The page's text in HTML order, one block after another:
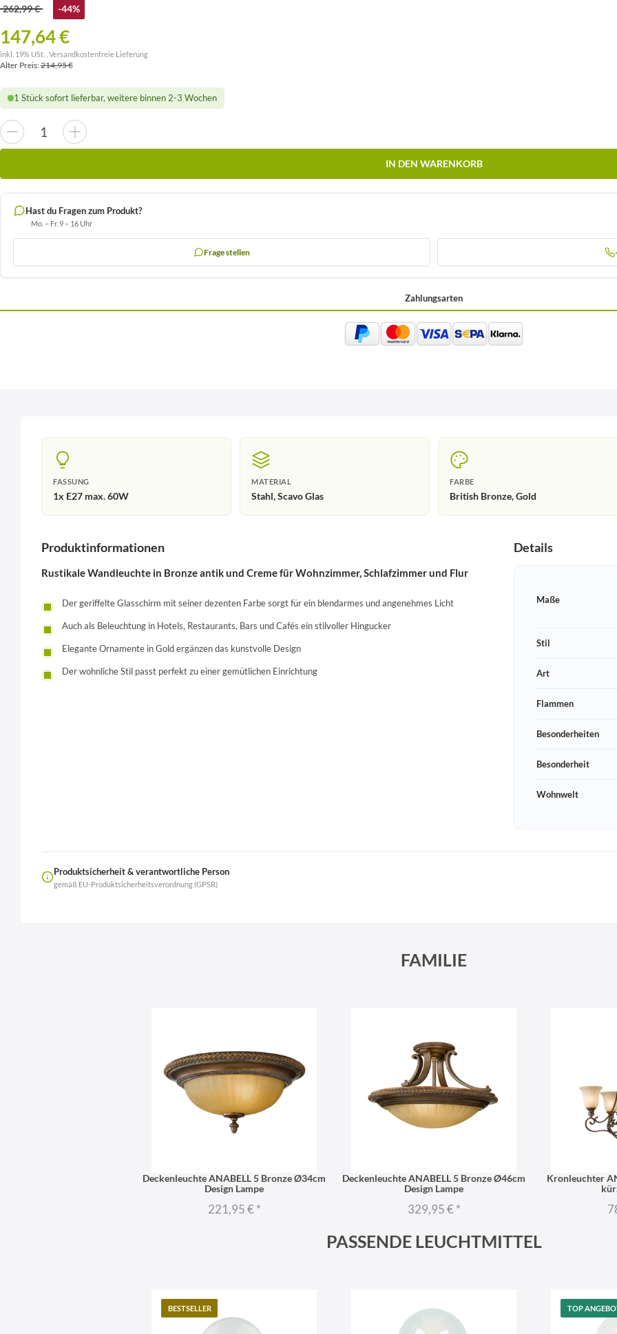
262,99 € -44%
147,64 €
inkl. 19% USt. , Versandkostenfreie Lieferung
Alter Preis:214,95 €
1 Stück sofort lieferbar, weitere binnen 2-3 Wochen
IN DEN WARENKORB
Hast du Fragen zum Produkt?
Mo. – Fr. 9 – 16 Uhr
Frage stellen
Zahlungsarten
FASSUNG
1x E27 max. 60W
MATERIAL
Stahl, Scavo Glas
FARBE
British Bronze, Gold
Produktinformationen
Rustikale Wandleuchte in Bronze antik und Creme für Wohnzimmer, Schlafzimmer und Flur
Der geriffelte Glasschirm mit seiner dezenten Farbe sorgt für ein blendarmes und angenehmes Licht
Auch als Beleuchtung in Hotels, Restaurants, Bars und Cafés ein stilvoller Hingucker
Elegante Ornamente in Gold ergänzen das kunstvolle Design
Der wohnliche Stil passt perfekt zu einer gemütlichen Einrichtung
Details
Maße
Stil
Art
Flammen
Besonderheiten
Besonderheit
Wohnwelt
Produktsicherheit & verantwortliche Person
gemäß EU-Produktsicherheitsverordnung (GPSR)
FAMILIE
Deckenleuchte ANABELL 5 Bronze Ø34cm
Design Lampe
221,95 €*
Deckenleuchte ANABELL 5 Bronze Ø46cm
Design Lampe
329,95 €*
Kronleuchter
PASSENDE LEUCHTMITTEL
BESTSELLER TOP